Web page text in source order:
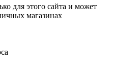
для этого сайта и может
магазинах